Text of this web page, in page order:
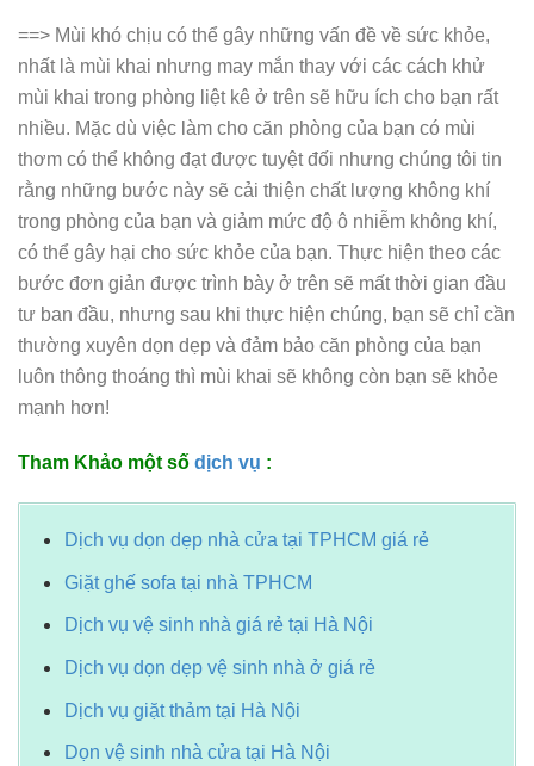
==> Mùi khó chịu có thể gây những vấn đề về sức khỏe,
nhất là mùi khai nhưng may mắn thay với các cách khử
mùi khai trong phòng liệt kê ở trên sẽ hữu ích cho bạn rất
nhiều. Mặc dù việc làm cho căn phòng của bạn có mùi
thơm có thể không đạt được tuyệt đối nhưng chúng tôi tin
rằng những bước này sẽ cải thiện chất lượng không khí
trong phòng của bạn và giảm mức độ ô nhiễm không khí,
có thể gây hại cho sức khỏe của bạn. Thực hiện theo các
bước đơn giản được trình bày ở trên sẽ mất thời gian đầu
tư ban đầu, nhưng sau khi thực hiện chúng, bạn sẽ chỉ cần
thường xuyên dọn dẹp và đảm bảo căn phòng của bạn
luôn thông thoáng thì mùi khai sẽ không còn bạn sẽ khỏe
mạnh hơn!
Tham Khảo một số dịch vụ :
Dịch vụ dọn dẹp nhà cửa tại TPHCM giá rẻ
Giặt ghế sofa tại nhà TPHCM
Dịch vụ vệ sinh nhà giá rẻ tại Hà Nội
Dịch vụ dọn dẹp vệ sinh nhà ở giá rẻ
Dịch vụ giặt thảm tại Hà Nội
Dọn vệ sinh nhà cửa tại Hà Nội